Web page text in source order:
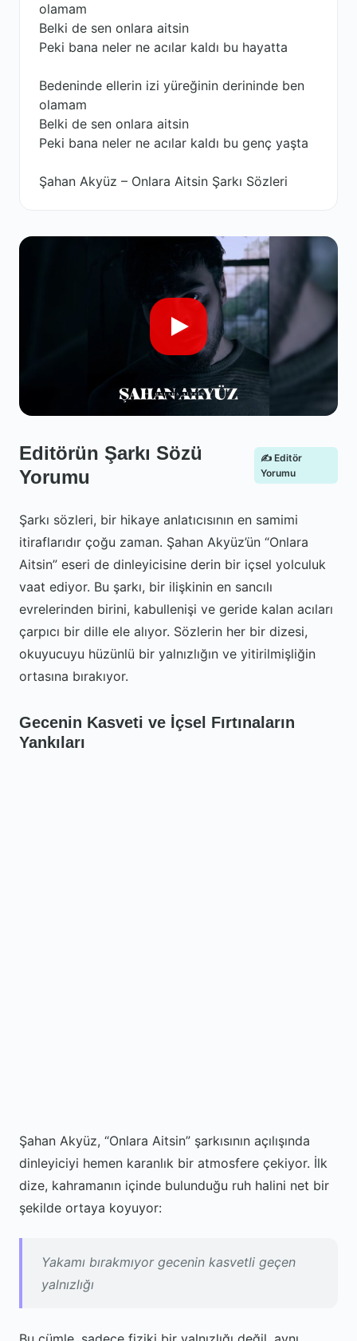
olamam
Belki de sen onlara aitsin
Peki bana neler ne acılar kaldı bu hayatta
Bedeninde ellerin izi yüreğinin derininde ben
olamam
Belki de sen onlara aitsin
Peki bana neler ne acılar kaldı bu genç yaşta
Şahan Akyüz – Onlara Aitsin Şarkı Sözleri
Editörün Şarkı Sözü
Yorumu
✍️ Editör
Yorumu
Şarkı sözleri, bir hikaye anlatıcısının en samimi
itiraflarıdır çoğu zaman. Şahan Akyüz’ün “Onlara
Aitsin” eseri de dinleyicisine derin bir içsel yolculuk
vaat ediyor. Bu şarkı, bir ilişkinin en sancılı
evrelerinden birini, kabullenişi ve geride kalan acıları
çarpıcı bir dille ele alıyor. Sözlerin her bir dizesi,
okuyucuyu hüzünlü bir yalnızlığın ve yitirilmişliğin
ortasına bırakıyor.
Gecenin Kasveti ve İçsel Fırtınaların
Yankıları
Şahan Akyüz, “Onlara Aitsin” şarkısının açılışında
dinleyiciyi hemen karanlık bir atmosfere çekiyor. İlk
dize, kahramanın içinde bulunduğu ruh halini net bir
şekilde ortaya koyuyor:
Yakamı bırakmıyor gecenin kasvetli geçen
yalnızlığı